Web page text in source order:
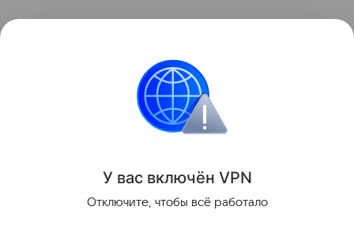
У вас включён VPN
Отключите, чтобы всё работало